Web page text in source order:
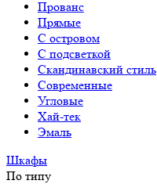
Прованс
Прямые
С островом
С подсветкой
Скандинавский стиль
Современные
Угловые
Хай-тек
Эмаль
Шкафы
По типу